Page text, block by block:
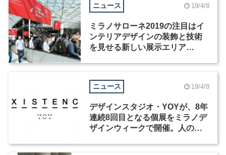
ニュース 19/4/8
ミラノサローネ2019の注目はイ
ンテリアデザインの装飾と技術
を見せる新しい展示エリア
ニュース 19/4/8
デザインスタジオ・YOYが、8年
連続8回目となる個展をミラノデ
ザインウィークで開催。人の心